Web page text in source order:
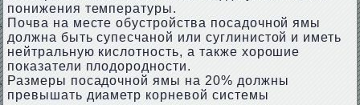
понижения температуры.
Почва на месте обустройства посадочной ямы
должна быть супесчаной или суглинистой и иметь
нейтральную кислотность, а также хорошие
показатели плодородности.
Размеры посадочной ямы на 20% должны
превышать диаметр корневой системы